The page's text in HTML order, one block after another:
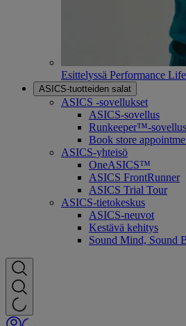
Esittelyssä Performance
ASICS-tuotteiden salat
ASICS -sovellukset
ASICS-sovellus
Runkeeper™-sovellus
Book store
ASICS-yhteisö
OneASICS™
ASICS FrontRunner
ASICS Trial Tour
ASICS-tietokeskus
ASICS-neuvot
Kestävä kehitys
Sound Mind, Sound